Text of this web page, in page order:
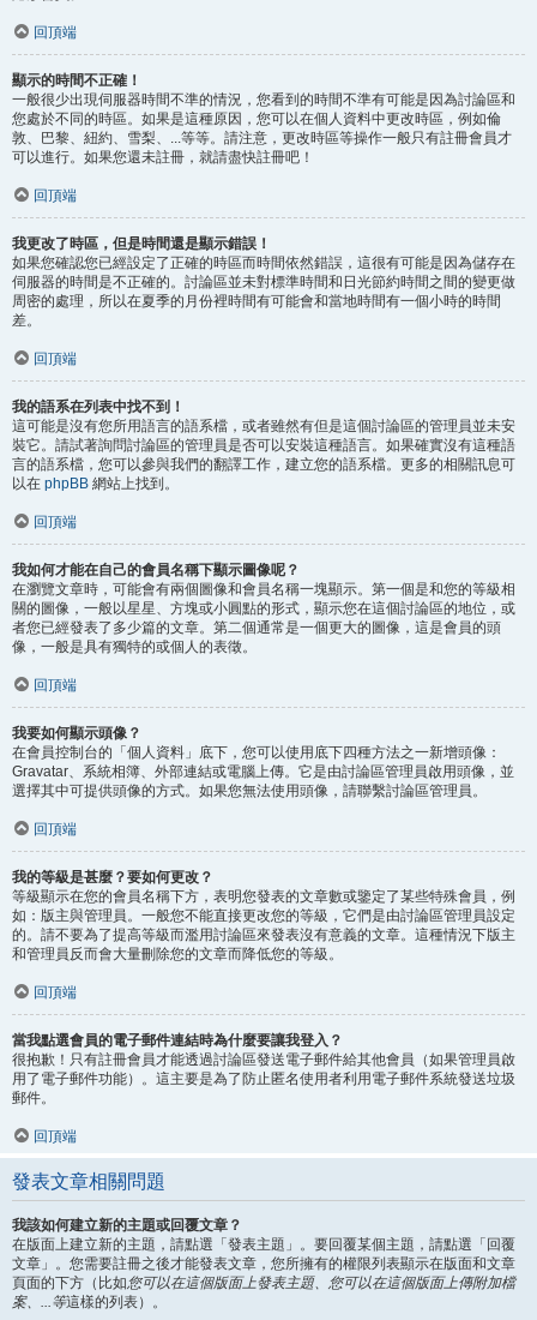
回頂端
顯示的時間不正確！
一般很少出現伺服器時間不準的情況，您看到的時間不準有可能是因為討論區和
您處於不同的時區。如果是這種原因，您可以在個人資料中更改時區，例如倫
敦、巴黎、紐約、雪梨、...等等。請注意，更改時區等操作一般只有註冊會員才
可以進行。如果您還未註冊，就請盡快註冊吧！
回頂端
我更改了時區，但是時間還是顯示錯誤！
如果您確認您已經設定了正確的時區而時間依然錯誤，這很有可能是因為儲存在
伺服器的時間是不正確的。討論區並未對標準時間和日光節約時間之間的變更做
周密的處理，所以在夏季的月份裡時間有可能會和當地時間有一個小時的時間
差。
回頂端
我的語系在列表中找不到！
這可能是沒有您所用語言的語系檔，或者雖然有但是這個討論區的管理員並未安
裝它。請試著詢問討論區的管理員是否可以安裝這種語言。如果確實沒有這種語
言的語系檔，您可以參與我們的翻譯工作，建立您的語系檔。更多的相關訊息可
以在 phpBB 網站上找到。
回頂端
我如何才能在自己的會員名稱下顯示圖像呢？
在瀏覽文章時，可能會有兩個圖像和會員名稱一塊顯示。第一個是和您的等級相
關的圖像，一般以星星、方塊或小圓點的形式，顯示您在這個討論區的地位，或
者您已經發表了多少篇的文章。第二個通常是一個更大的圖像，這是會員的頭
像，一般是具有獨特的或個人的表徵。
回頂端
我要如何顯示頭像？
在會員控制台的「個人資料」底下，您可以使用底下四種方法之一新增頭像：
Gravatar、系統相簿、外部連結或電腦上傳。它是由討論區管理員啟用頭像，並
選擇其中可提供頭像的方式。如果您無法使用頭像，請聯繫討論區管理員。
回頂端
我的等級是甚麼？要如何更改？
等級顯示在您的會員名稱下方，表明您發表的文章數或鑒定了某些特殊會員，例
如：版主與管理員。一般您不能直接更改您的等級，它們是由討論區管理員設定
的。請不要為了提高等級而濫用討論區來發表沒有意義的文章。這種情況下版主
和管理員反而會大量刪除您的文章而降低您的等級。
回頂端
當我點選會員的電子郵件連結時為什麼要讓我登入？
很抱歉！只有註冊會員才能透過討論區發送電子郵件給其他會員（如果管理員啟
用了電子郵件功能）。這主要是為了防止匿名使用者利用電子郵件系統發送垃圾
郵件。
回頂端
發表文章相關問題
我該如何建立新的主題或回覆文章？
在版面上建立新的主題，請點選「發表主題」。要回覆某個主題，請點選「回覆
文章」。您需要註冊之後才能發表文章，您所擁有的權限列表顯示在版面和文章
頁面的下方（比如您可以在這個版面上發表主題、您可以在這個版面上傳附加檔
案、...等這樣的列表）。